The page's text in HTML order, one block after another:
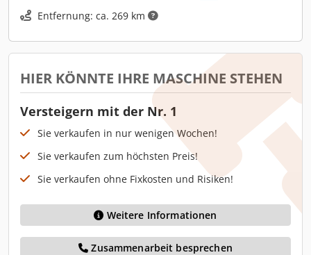
Entfernung: ca. 269 km
HIER KÖNNTE IHRE MASCHINE STEHEN
Versteigern mit der Nr. 1
Sie verkaufen in nur wenigen Wochen!
Sie verkaufen zum höchsten Preis!
Sie verkaufen ohne Fixkosten und Risiken!
Weitere Informationen
Zusammenarbeit besprechen